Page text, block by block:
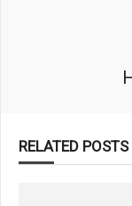
RELATED POSTS